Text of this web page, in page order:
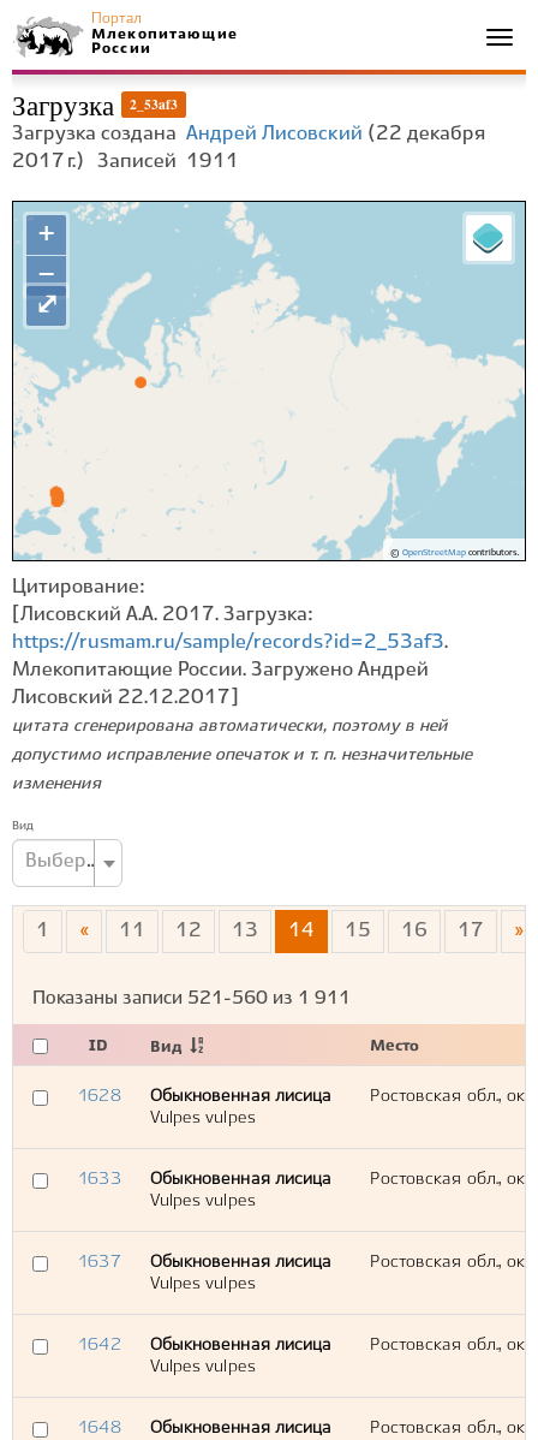
Портал
Млекопитающие
России
Загрузка 2_53af3
Загрузка создана Андрей Лисовский (22 декабря
2017 г.) Записей 1911
+
−
© OpenStreetMapcontributors.
⤢
Цитирование:
[Лисовский А.А. 2017. Загрузка:
https://rusmam.ru/sample/records?id=2_53af3.
Млекопитающие России. Загружено Андрей
Лисовский 22.12.2017]
цитата сгенерирована автоматически, поэтому в ней
допустимо исправление опечаток и т. п. незначительные
изменения
Вид
Выберите вид...
1 « 11 12 13 14 15 16 17 »
Показаны записи 521-560 из 1 911
ID Вид Место
1628
Обыкновенная лисица
Vulpes vulpes
Ростовская обл.,
1633
Обыкновенная лисица
Vulpes vulpes
Ростовская обл.,
1637
Обыкновенная лисица
Vulpes vulpes
Ростовская обл.,
1642
Обыкновенная лисица
Vulpes vulpes
Ростовская обл.,
1648
Обыкновенная лисица
Ростовская обл.,